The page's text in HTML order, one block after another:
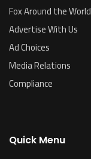
Fox Around the World
Advertise With Us
Ad Choices
Media Relations
Compliance
Quick Menu